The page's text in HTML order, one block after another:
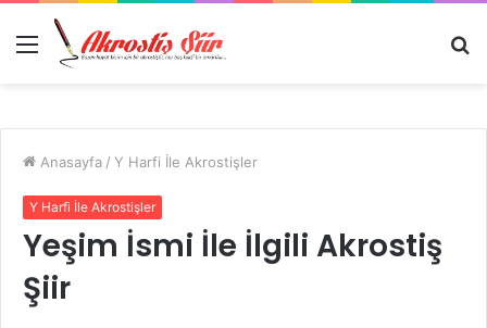
Menü
Anasayfa / Y Harfi İle Akrostişler
Y Harfi İle Akrostişler
Yeşim İsmi İle İlgili Akrostiş
Şiir